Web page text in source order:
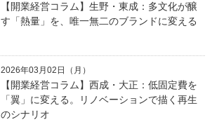
【開業経営コラム】生野・東成：多文化が醸
す「熱量」を、唯一無二のブランドに変える
2026年03月02日（月）
【開業経営コラム】西成・大正：低固定費を
「翼」に変える。リノベーションで描く再生
のシナリオ